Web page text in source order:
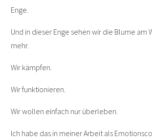
Enge.
Und in dieser Enge sehen wir die Blume am
mehr.
Wir kämpfen.
Wir funktionieren.
Wir wollen einfach nur überleben.
Ich habe das in meiner Arbeit als